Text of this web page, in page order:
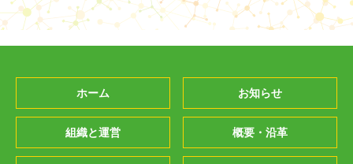
ホーム お知らせ
組織と運営 概要・沿革